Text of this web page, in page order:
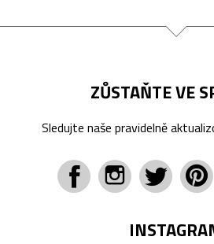
ZŮSTAŇTE VE
Sledujte naše pravidelně